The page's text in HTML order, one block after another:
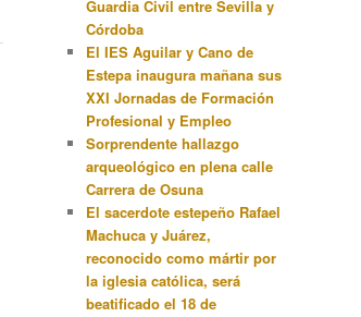
Guardia Civil entre Sevilla y
Córdoba
El IES Aguilar y Cano de
Estepa inaugura mañana sus
XXI Jornadas de Formación
Profesional y Empleo
Sorprendente hallazgo
arqueológico en plena calle
Carrera de Osuna
El sacerdote estepeño Rafael
Machuca y Juárez,
reconocido como mártir por
la iglesia católica, será
beatificado el 18 de